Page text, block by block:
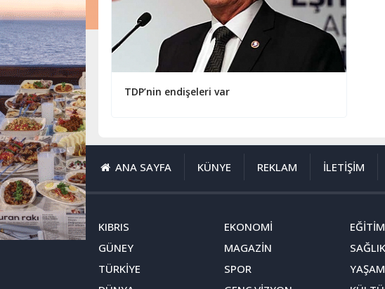
TDP’nin endişeleri var
ANA SAYFA KÜNYE REKLAM İLETİŞİM
KIBRIS
GÜNEY
TÜRKİYE
EKONOMİ
MAGAZİN
SPOR
EĞİTİM
SAĞLIK
YAŞAM